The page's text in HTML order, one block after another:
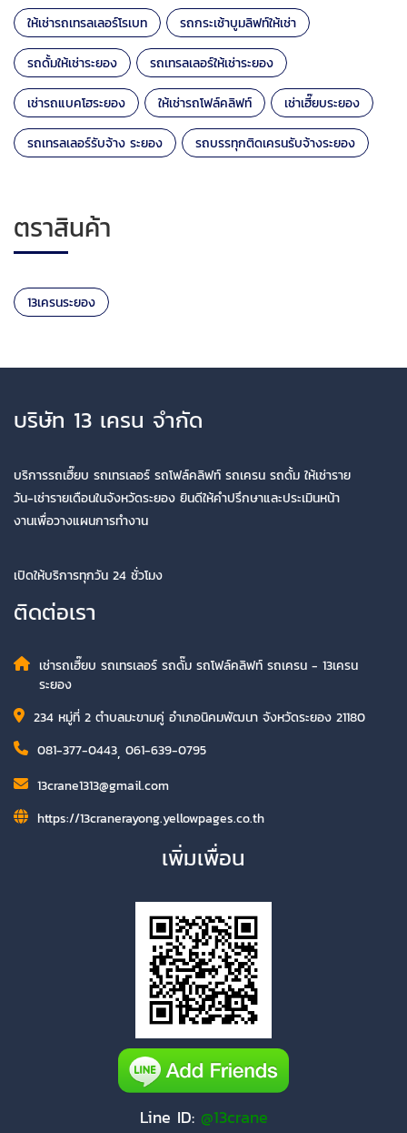
ให้เช่ารถเทรลเลอร์โรเบท รถกระเช้าบูมลิฟท์ให้เช่า
รถดั้มให้เช่าระยอง รถเทรลเลอร์ให้เช่าระยอง
เช่ารถแบคโฮระยอง ให้เช่ารถโฟล์คลิฟท์ เช่าเฮี๊ยบระยอง
รถเทรลเลอร์รับจ้าง ระยอง รถบรรทุกติดเครนรับจ้างระยอง
ตราสินค้า
13เครนระยอง
บริษัท 13 เครน จำกัด
บริการรถเฮี๊ยบ รถเทรเลอร์ รถโฟล์คลิฟท์ รถเครน รถดั้ม ให้เช่าราย
วัน-เช่ารายเดือนในจังหวัดระยอง ยินดีให้คำปรึกษาและประเมินหน้า
งานเพื่อวางแผนการทำงาน
เปิดให้บริการทุกวัน 24 ชั่วโมง
ติดต่อเรา
เช่ารถเฮี๊ยบ รถเทรเลอร์ รถดั๊ม รถโฟล์คลิฟท์ รถเครน - 13เครน
ระยอง
234 หมู่ที่ 2 ตำบลมะขามคู่ อำเภอนิคมพัฒนา จังหวัดระยอง 21180
081-377-0443, 061-639-0795
13crane1313@gmail.com
https://13cranerayong.yellowpages.co.th
เพิ่มเพื่อน
Line ID: @13crane